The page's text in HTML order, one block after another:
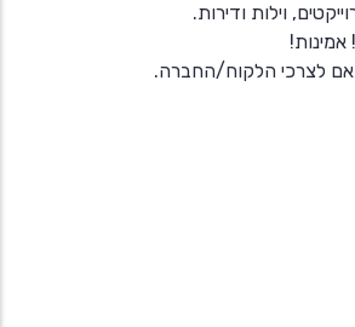
וילות ודירות.
אמינות!
לצרכי הלקוח/החברה.